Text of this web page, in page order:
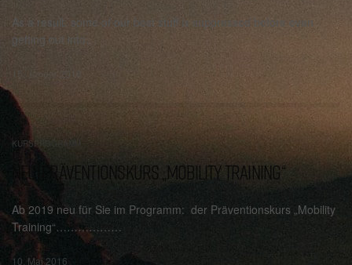
As a result, some of our best stuff is suppressed before even
getting out into…
15. Januar 2018
KURSPROGRAMM
NEU! PRÄVENTIONSKURS „MOBILITY TRAINING“
Ab 2019 neu für Sie im Programm: der Präventionskurs „Mobility
Training“………………
10. Mai 2016